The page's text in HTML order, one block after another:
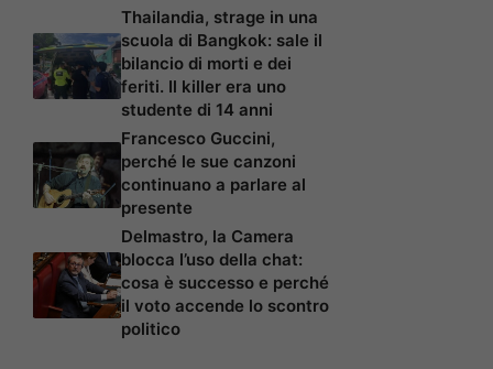
Thailandia, strage in una
scuola di Bangkok: sale il
bilancio di morti e dei
feriti. Il killer era uno
studente di 14 anni
Francesco Guccini,
perché le sue canzoni
continuano a parlare al
presente
Delmastro, la Camera
blocca l’uso della chat:
cosa è successo e perché
il voto accende lo scontro
politico